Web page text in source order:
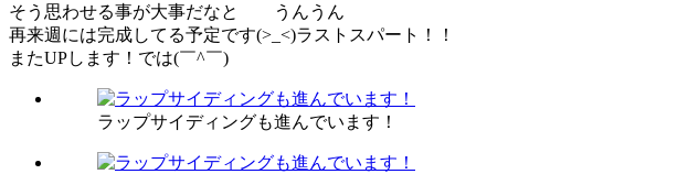
そう思わせる事が大事だなと うんうん
再来週には完成してる予定です(>_<)ラストスパート！！
またUPします！では(￣^￣)ゞ
ラップサイディングも進んでいます！